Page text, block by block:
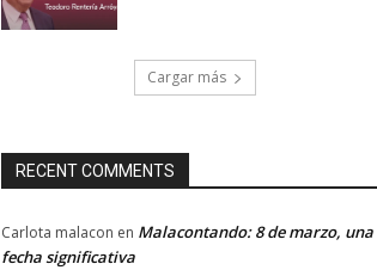
Cargar más
RECENT COMMENTS
Carlota malacon en Malacontando: 8 de marzo, una
fecha significativa